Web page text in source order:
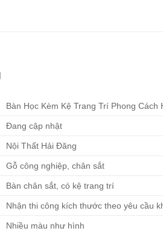
Bàn Học Kèm Kệ Trang Trí Phong Cách
Đang cập nhật
Nội Thất Hải Đăng
Gỗ công nghiệp, chân sắt
Bàn chân sắt, có kệ trang trí
Nhận thi công kích thước theo yêu cầu
Nhiều màu như hình